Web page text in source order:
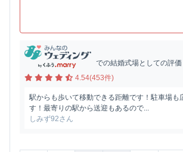
での結婚式場としての評価
4.54(453件)
駅からも歩いて移動できる距離です！駐車場も
す！最寄りの駅から送迎もあるので...
しみず92さん